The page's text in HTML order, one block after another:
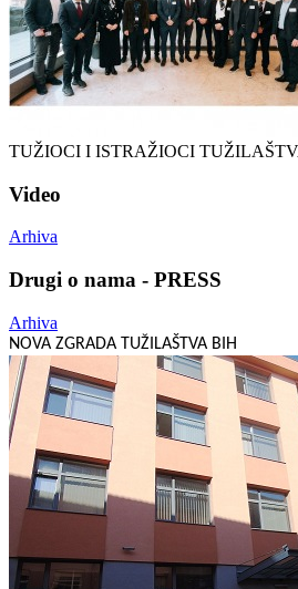
TUŽIOCI I ISTRAŽIOCI
Video
Arhiva
Drugi o nama - PRESS
Arhiva
NOVA ZGRADA TUŽILAŠTVA BIH